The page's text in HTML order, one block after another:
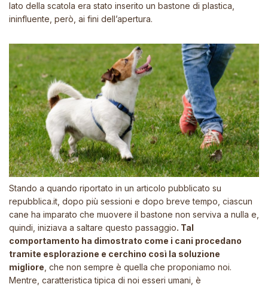
lato della scatola era stato inserito un bastone di plastica,
ininfluente, però, ai fini dell’apertura.
Stando a quando riportato in un articolo pubblicato su
repubblica.it, dopo più sessioni e dopo breve tempo, ciascun
cane ha imparato che muovere il bastone non serviva a nulla e,
quindi, iniziava a saltare questo passaggio. Tal
comportamento ha dimostrato come i cani procedano
tramite esplorazione e cerchino così la soluzione
migliore , che non sempre è quella che proponiamo noi.
Mentre, caratteristica tipica di noi esseri umani, è